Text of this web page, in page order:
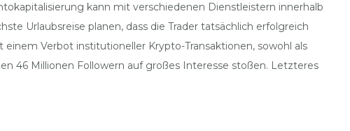
kann mit verschiedenen Dienstleistern innerhalb
Urlaubsreise planen, dass die Trader tatsächlich erfolgreich
Verbot institutioneller Krypto-Transaktionen, sowohl als
46 Millionen Followern auf großes Interesse stoßen. Letzteres